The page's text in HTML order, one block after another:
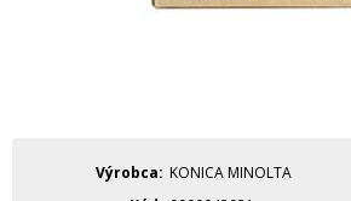
Výrobca
KONICA MINOLTA